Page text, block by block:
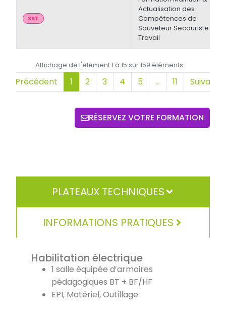
SST
Actualisation des
Compétences de
Sauveteur Secouriste du
Travail
Affichage de l'élement 1 à 15 sur 159 éléments
Précédent 1 2 3 4 5 … 11 Suivant
RÉSERVEZ VOTRE FORMATION
PLATEAUX TECHNIQUES
INFORMATIONS PRATIQUES
Habilitation électrique
1 salle équipée d’armoires
pédagogiques BT + BF/HF
EPI, Matériel, Outillage